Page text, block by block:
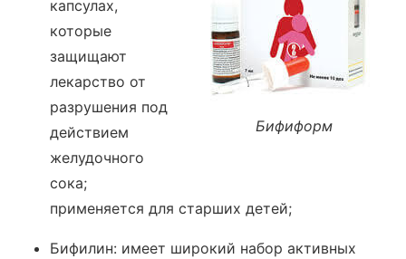
Бифиформ
капсулах,
которые
защищают
лекарство от
разрушения под
действием
желудочного
сока;
применяется для старших детей;
Бифилин: имеет широкий набор активных